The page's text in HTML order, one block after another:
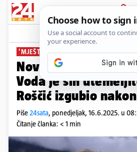
PRIJAVA
News
'MJEŠTANI REKLI SVOJE'
Novi načelnik općine
Voda je sin
Roščić izgubio
Piše24sata, ponedjeljak, 16.6.2025. u
Čitanje članka: < 1 min